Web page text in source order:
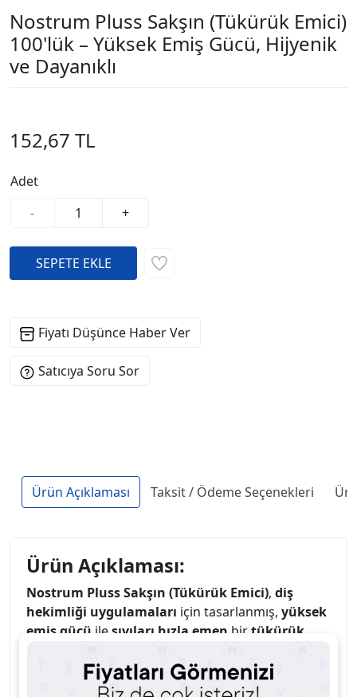
Nostrum Pluss Sakşın (Tükürük Emici)
100'lük – Yüksek Emiş Gücü, Hijyenik
ve Dayanıklı
152,67 TL
Adet
-
+
Fiyatı Düşünce Haber Ver
Satıcıya Soru Sor
Ürün Açıklaması Taksit / Ödeme Seçenekleri
Ürün Açıklaması:
Nostrum Pluss Sakşın (Tükürük Emici), diş
hekimliği uygulamaları için tasarlanmış, yüksek
emiş gücü ilesıvıları hızla emen birtükürük
süreli kullanım veekonomik çözümsağlar.
ve dayanıklı yapı,hijyenikkullanım sunarak, diş